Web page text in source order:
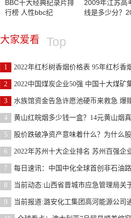
BBC十大经典纪录片排
行榜 人性bbc纪
2009年江苏高
线是多少分？
大家爱看 Top
1 2022年红杉树香烟价格表 95年红杉香烟图
2 2022中国煤炭企业50强 中国十大煤矿
3 水族馆资金告急许愿池硬币来救急 爆赚水族馆
4 黄山红皖烟多少钱一盒？14元黄山烟
5 股价跌破净资产意味着什么？为什么股价会跌破
6 2022年苏州十大企业排名 苏州百强企
7 每日速讯：中国中化全球首创非石油路线合成丙
8 当前动态:山西省晋城市应急管理局关于进一
9 当前报道:潞安化工集团高河能源公司通过“